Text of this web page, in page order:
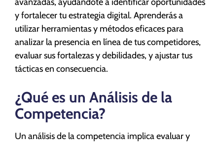
y fortalecer tu estrategia digital. Aprenderás a
utilizar herramientas y métodos eficaces para
analizar la presencia en línea de tus competidores,
evaluar sus fortalezas y debilidades, y ajustar tus
tácticas en consecuencia.
¿Qué es un Análisis de la
Competencia?
Un análisis de la competencia implica evaluar y